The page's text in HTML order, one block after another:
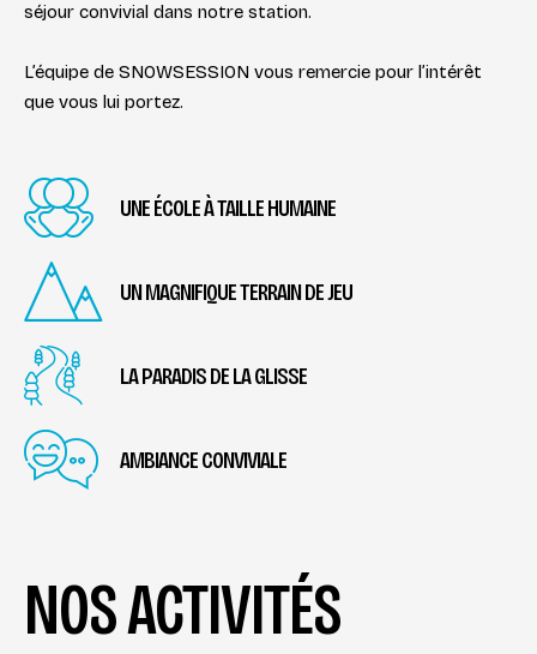
séjour convivial dans notre station.
L’équipe de SNOWSESSION vous remercie pour l’intérêt
que vous lui portez.
UNE ÉCOLE À TAILLE HUMAINE
UN MAGNIFIQUE TERRAIN DE JEU
LA PARADIS DE LA GLISSE
AMBIANCE CONVIVIALE
NOS ACTIVITÉS